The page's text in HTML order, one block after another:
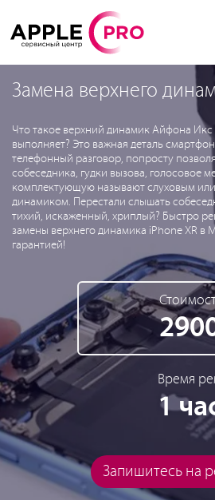
Замена верхнего
Что такое верхний динамик Айфона
выполняет? Это важная деталь
телефонный разговор, попросту
собеседника, гудки вызова, голосовое
комплектующую называют слуховым
динамиком. Перестали слышать
тихий, искаженный, хриплый? Быстро
замены верхнего динамика iPhone XR в
гарантией!
Время
1
Запишитесь на